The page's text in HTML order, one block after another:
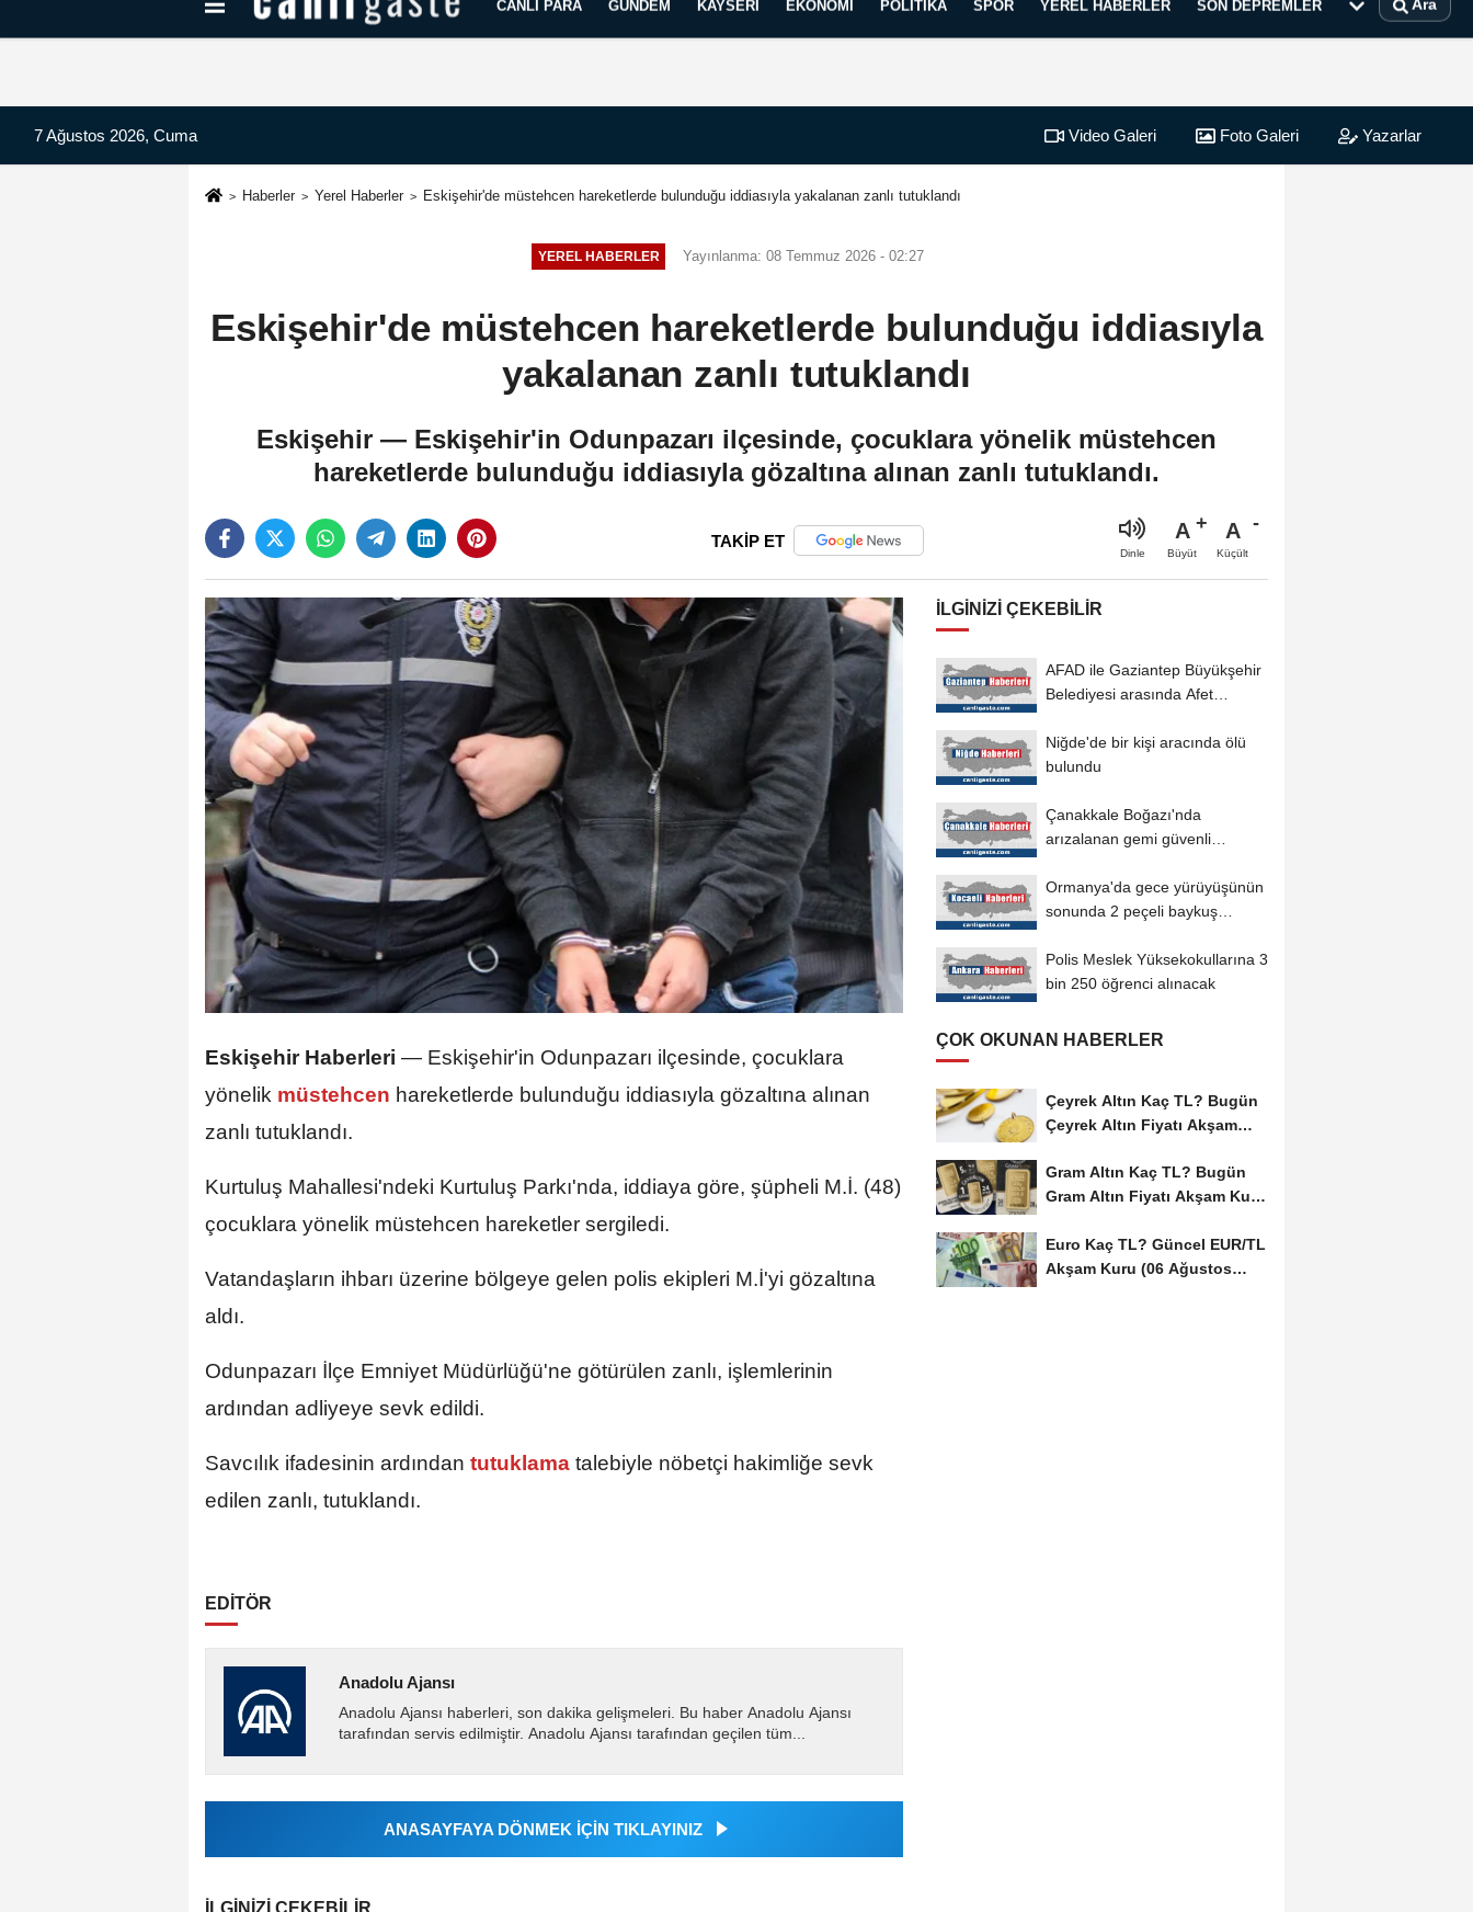
Kayseri Haberleri Can Radyo Dinle
CANLI PARA GÜNDEM KAYSERI EKONOMI POLITIKA SPOR YEREL HABERLER SON DEPREMLER Ara
7 Ağustos 2026, Cuma Video Galeri Foto Galeri Yazarlar
Haberler Yerel Haberler Eskişehir'de müstehcen hareketlerde bulunduğu iddiasıyla yakalanan zanlı tutuklandı
YEREL HABERLER Yayınlanma: 08 Temmuz 2026 - 02:27
Eskişehir'de müstehcen hareketlerde bulunduğu iddiasıyla
yakalanan zanlı tutuklandı
Eskişehir — Eskişehir'in Odunpazarı ilçesinde, çocuklara yönelik müstehcen
hareketlerde bulunduğu iddiasıyla gözaltına alınan zanlı tutuklandı.
TAKİP ET
Dinle
A
Büyüt
A
Küçült
Eskişehir Haberleri — Eskişehir'in Odunpazarı ilçesinde, çocuklara
yönelik müstehcen hareketlerde bulunduğu iddiasıyla gözaltına alınan
zanlı tutuklandı.
Kurtuluş Mahallesi'ndeki Kurtuluş Parkı'nda, iddiaya göre, şüpheli M.İ. (48)
çocuklara yönelik müstehcen hareketler sergiledi.
Vatandaşların ihbarı üzerine bölgeye gelen polis ekipleri M.İ'yi gözaltına
aldı.
Odunpazarı İlçe Emniyet Müdürlüğü'ne götürülen zanlı, işlemlerinin
ardından adliyeye sevk edildi.
Savcılık ifadesinin ardından tutuklama talebiyle nöbetçi hakimliğe sevk
edilen zanlı, tutuklandı.
EDİTÖR
Anadolu Ajansı
Anadolu Ajansı haberleri, son dakika gelişmeleri. Bu haber Anadolu Ajansı
tarafından servis edilmiştir. Anadolu Ajansı tarafından geçilen tüm...
ANASAYFAYA DÖNMEK İÇİN TIKLAYINIZ
İLGINIZI ÇEKEBILIR
AFAD ile Gaziantep Büyükşehir
Belediyesi arasında Afet
Niğde'de bir kişi aracında ölü
bulundu
Çanakkale Boğazı'nda
arızalanan gemi güvenli
Ormanya'da gece yürüyüşünün
sonunda 2 peçeli baykuş
Polis Meslek Yüksekokullarına 3
bin 250 öğrenci alınacak
ÇOK OKUNAN HABERLER
Çeyrek Altın Kaç TL? Bugün
Çeyrek Altın Fiyatı Akşam
Gram Altın Kaç TL? Bugün
Gram Altın Fiyatı Akşam Kuru
Euro Kaç TL? Güncel EUR/TL
Akşam Kuru (06 Ağustos